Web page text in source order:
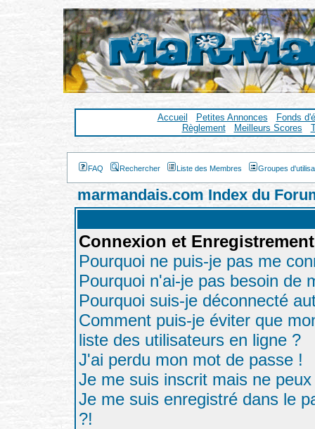
Accueil Petites Annonces
Fonds
Règlement
Meilleurs Scores
FAQ Rechercher Liste des Membres Groupes
marmandais.com Index du
Connexion et Enregistrement
Pourquoi ne puis-je pas me
Pourquoi n'ai-je pas besoin de
Pourquoi suis-je déconnecté
Comment puis-je éviter que
liste des utilisateurs en ligne ?
J'ai perdu mon mot de passe !
Je me suis inscrit mais ne
Je me suis enregistré dans le
?!